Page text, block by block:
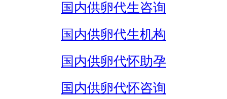
国内供卵代生咨询
国内供卵代生机构
国内供卵代怀助孕
国内供卵代怀咨询